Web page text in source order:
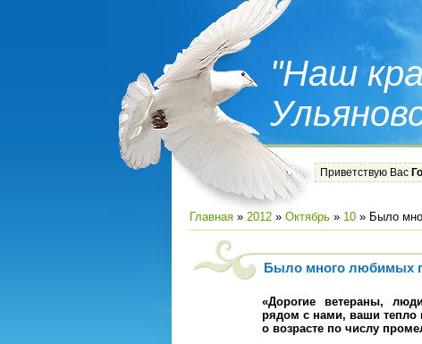
"Наш
Приветствую Вас
Главная » 2012 » Октябрь » 10 » Было
Было много любимых
«Дорогие ветераны,
рядом с нами, ваши тепло
о возрасте по числу